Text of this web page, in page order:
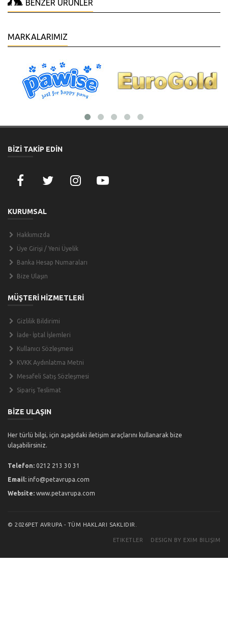
BENZER ÜRÜNLER
MARKALARIMIZ
BİZİ TAKİP EDİN
KURUMSAL
Hakkımızda
Üye Girişi / Yeni Üyelik
Banka Hesap Numaraları
Bize Ulaşın
MÜŞTERİ HİZMETLERİ
Gizlilik Bildirimi
İade- İptal İşlemleri
Kullanıcı Sözleşmesi
KVKK Aydınlatma Metni
Mesafeli Satış Sözleşmesi
Sipariş Teslimat
BİZE ULAŞIN
Her türlü bilgi, için aşağıdaki iletişim araçlarını kullanarak bize
ulaşabilirsiniz.
Telefon: 0212 213 30 31
Email: info@petavrupa.com
Website: www.petavrupa.com
© 2026PET AVRUPA - TÜM HAKLARI SAKLIDIR.
ETIKETLER DESIGN BY EXIM BILIŞIM